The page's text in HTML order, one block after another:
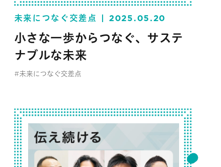
未来につなぐ交差点 2025.05.20
小さな一歩からつなぐ、サステ
ナブルな未来
#未来につなぐ交差点